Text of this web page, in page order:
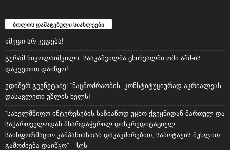
ბოლოს დამატებული სიახლეები
იმედი არ კვდება!
გურამ ნიკოლაიშვილი: სააკაშვილმა ცხინვალში ომი აშშ-ის
დაკვეთით დაიწყო!
ედიშერ გვენეტაძე: “ნაცმოძრაობის” კონსტიტუციურად აკრძალვას
დასავლეთი უშლის ხელს!
“სახელმწიფო ინტერესების საზიანოდ უცხო ქვეყნიდან მართულ და
საქართველოდან მხარდაჭერილ დისკრედიტაციულ
საინფორმაციო კამპანიასთან დაკავშირებით, საბოტაჟის მუხლით
გამოძიება დაიწყო” – სუს